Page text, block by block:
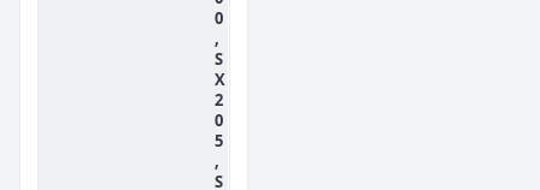
0
,
S
X
2
0
5
,
S